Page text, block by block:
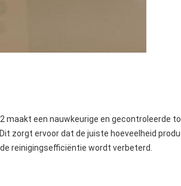
2 maakt een nauwkeurige en gecontroleerde
zorgt ervoor dat de juiste hoeveelheid
reinigingsefficiëntie wordt verbeterd.